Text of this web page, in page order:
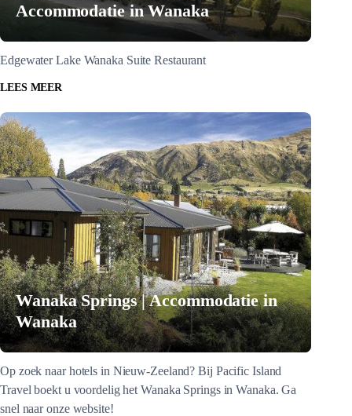
Accommodatie in Wanaka
Edgewater Lake Wanaka Suite Restaurant
LEES MEER
Wanaka Springs | Accommodatie in
Wanaka
Op zoek naar hotels in Nieuw-Zeeland? Bij Pacific Island
Travel boekt u voordelig het Wanaka Springs in Wanaka. Ga
snel naar onze website!